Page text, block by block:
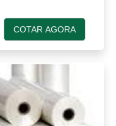
COTAR AGORA